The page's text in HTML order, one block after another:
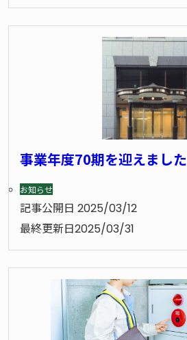
事業年度70期を迎えました
お知らせ
記事公開日 2025/03/12
最終更新日2025/03/31